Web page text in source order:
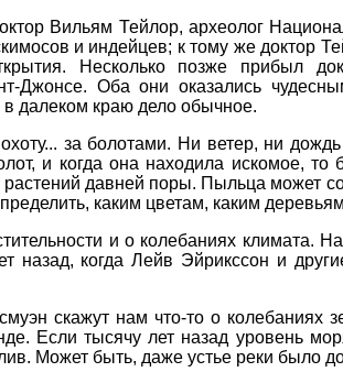
Вильям Тейлор, археолог
и индейцев; к тому же доктор
Несколько позже прибыл
Джонсе. Оба они оказались
в далеком краю дело обычное.
за болотами. Ни ветер, ни
и когда она находила искомое,
давней поры. Пыльца может
каким цветам, каким
и о колебаниях климата.
назад, когда Лейв Эйрикссон и
скажут нам что-то о колебаниях
Если тысячу лет назад уровень
Может быть, даже устье реки было